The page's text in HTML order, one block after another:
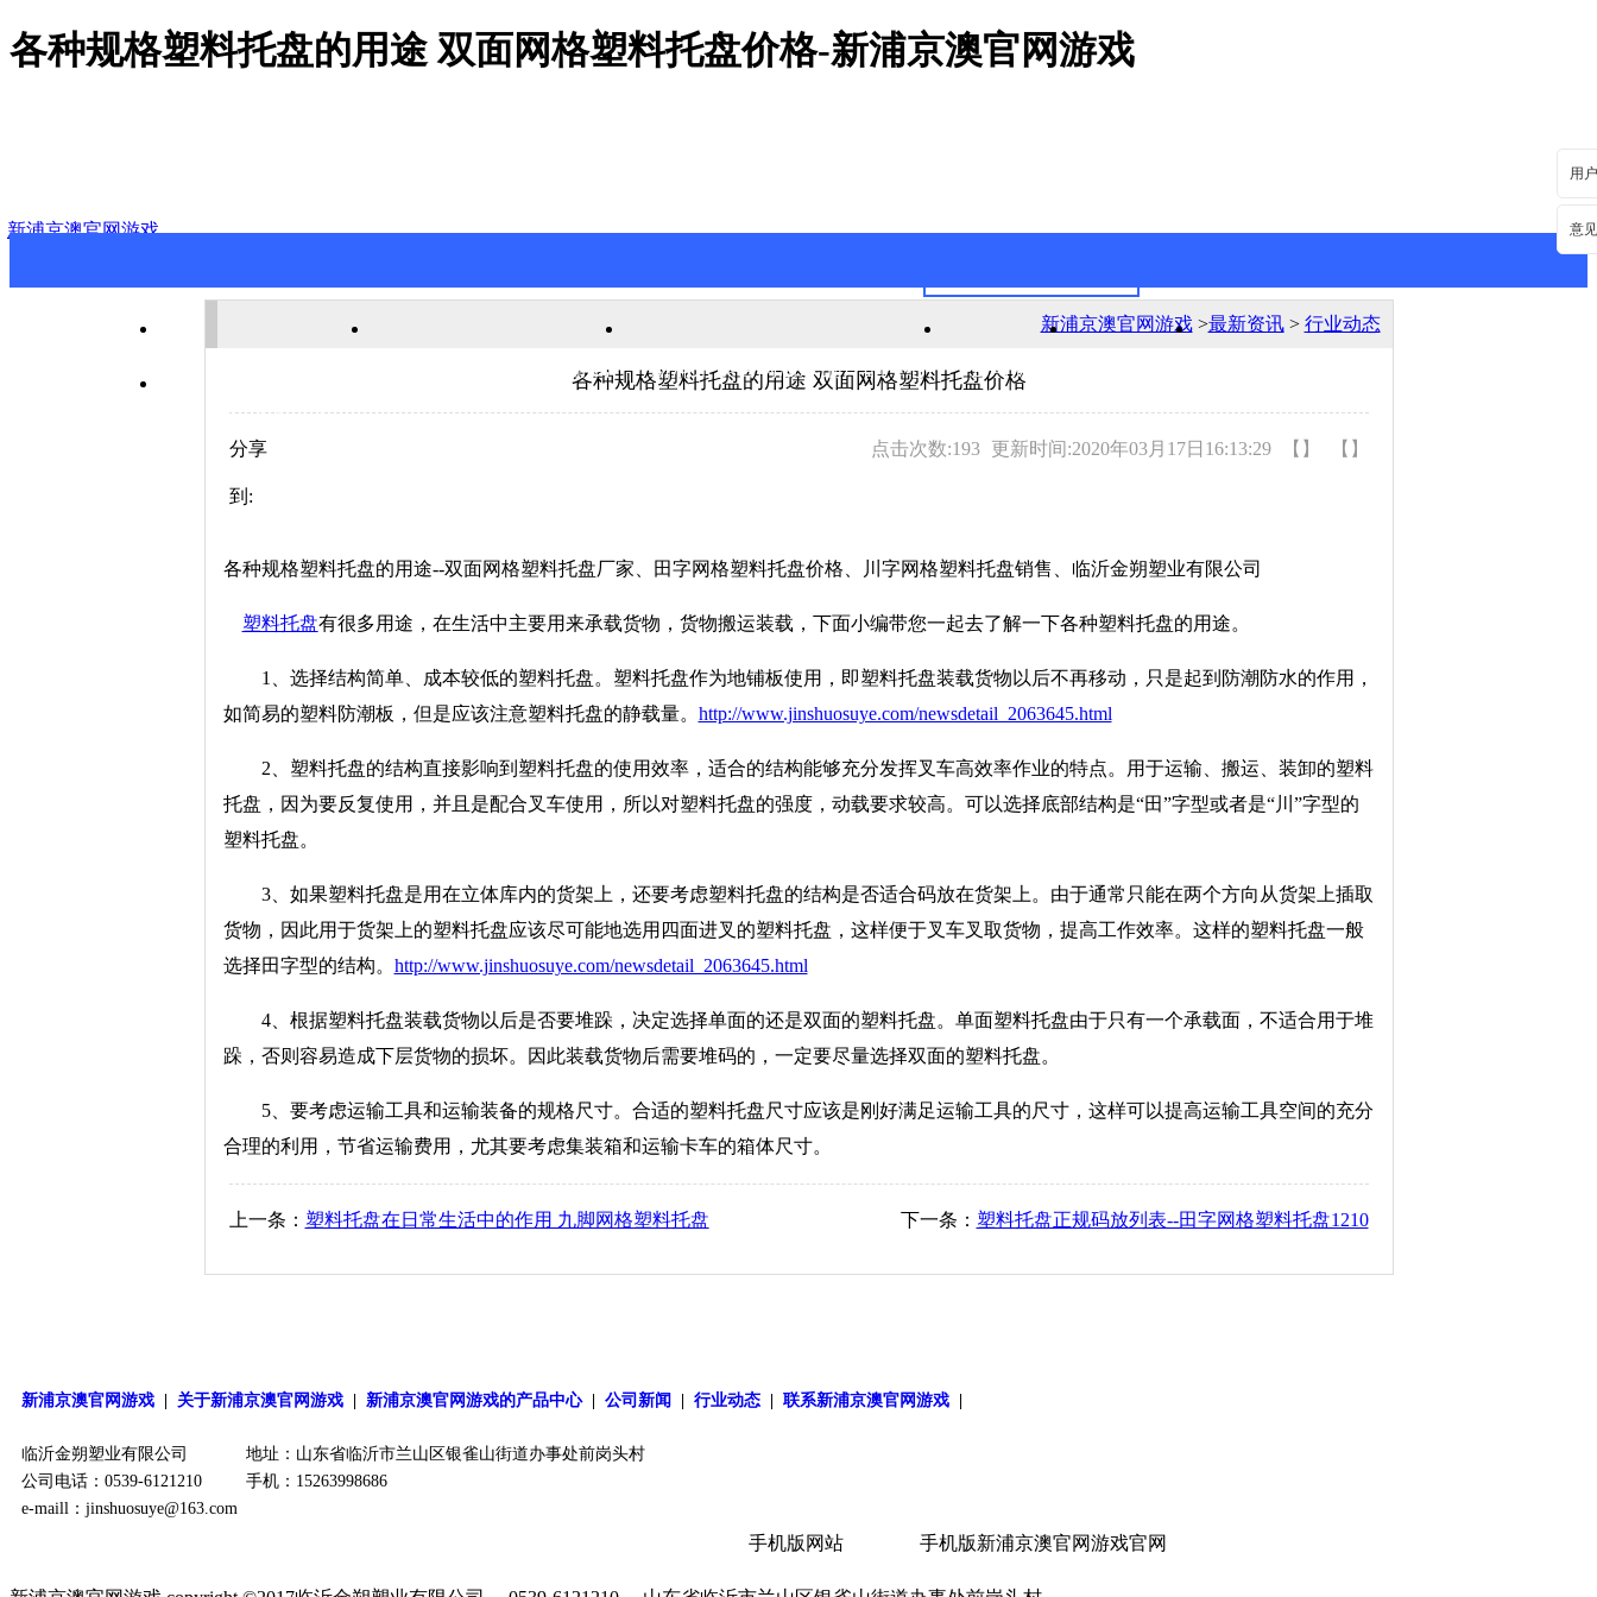
各种规格塑料托盘的用途 双面网格塑料托盘价格-新浦京澳官网游戏
用
意
新浦京澳官网游戏
关于新浦京澳官网游戏 新浦京澳官网游戏的产品中心 公司新闻
新浦京澳官网游戏>最新资讯> 行业动态
各种规格塑料托盘的用途 双面网格塑料托盘价格
分享
到:
点击次数:193 更新时间:2020年03月17日16:13:29 【】 【】
各种规格塑料托盘的用途--双面网格塑料托盘厂家、田字网格塑料托盘价格、川字网格塑料托盘销售、临沂金朔塑业有限公司
塑料托盘有很多用途，在生活中主要用来承载货物，货物搬运装载，下面小编带您一起去了解一下各种塑料托盘的用途。
1、选择结构简单、成本较低的塑料托盘。塑料托盘作为地铺板使用，即塑料托盘装载货物以后不再移动，只是起到防潮防水的作用，
如简易的塑料防潮板，但是应该注意塑料托盘的静载量。 http://www.jinshuosuye.com/newsdetail_2063645.html
2、塑料托盘的结构直接影响到塑料托盘的使用效率，适合的结构能够充分发挥叉车高效率作业的特点。用于运输、搬运、装卸的塑料
托盘，因为要反复使用，并且是配合叉车使用，所以对塑料托盘的强度，动载要求较高。可以选择底部结构是“田”字型或者是“川”字型的
塑料托盘。
3、如果塑料托盘是用在立体库内的货架上，还要考虑塑料托盘的结构是否适合码放在货架上。由于通常只能在两个方向从货架上插取
货物，因此用于货架上的塑料托盘应该尽可能地选用四面进叉的塑料托盘，这样便于叉车叉取货物，提高工作效率。这样的塑料托盘一般
选择田字型的结构。 http://www.jinshuosuye.com/newsdetail_2063645.html
4、根据塑料托盘装载货物以后是否要堆跺，决定选择单面的还是双面的塑料托盘。单面塑料托盘由于只有一个承载面，不适合用于堆
跺，否则容易造成下层货物的损坏。因此装载货物后需要堆码的，一定要尽量选择双面的塑料托盘。
5、要考虑运输工具和运输装备的规格尺寸。合适的塑料托盘尺寸应该是刚好满足运输工具的尺寸，这样可以提高运输工具空间的充分
合理的利用，节省运输费用，尤其要考虑集装箱和运输卡车的箱体尺寸。
上一条： 塑料托盘在日常生活中的作用 九脚网格塑料托盘 下一条： 塑料托盘正规码放列表--田字网格塑料托盘1210
新浦京澳官网游戏 关于新浦京澳官网游戏 新浦京澳官网游戏的产品中心 公司新闻 行业动态 联系新浦京澳官网游戏
临沂金朔塑业有限公司
地址：山东省临沂市兰山区银雀山街道办事处前岗头村
公司电话：0539-6121210
手机：15263998686
e-maill： jinshuosuye@163.com
手机版网站 手机版新浦京澳官网游戏官网